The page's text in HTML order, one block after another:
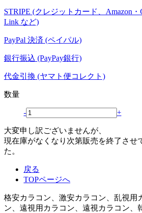
STRIPE (クレジットカード、Amazon・
Link など)
PayPal 決済 (ペイパル)
銀行振込 (PayPay銀行)
代金引換 (ヤマト便コレクト)
数量
- +
大変申し訳ございませんが、
現在庫がなくなり次第販売を終了させ
た。
戻る
TOPページへ
格安カラコン、激安カラコン、乱視用
ン、遠視用カラコン、遠視カラコン、